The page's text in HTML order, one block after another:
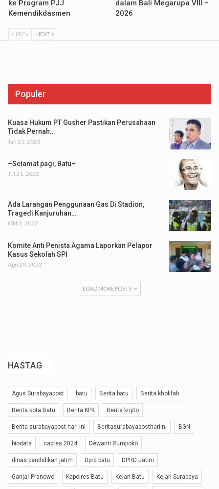
ke Program PJJ
Kemendikdasmen
dalam Bali Megarupa VIII –
2026
PREV NEXT
Populer
Kuasa Hukum PT Gusher Pastikan Perusahaan
Tidak Pernah…
Jan 21, 2023
–Selamat pagi, Batu–
Jul 21, 2022
Ada Larangan Penggunaan Gas Di Stadion,
Tragedi Kanjuruhan…
Okt 2, 2022
Komite Anti Penista Agama Laporkan Pelapor
Kasus Sekolah SPI
Agu 29, 2022
LOAD MORE POSTS
HASTAG
Agus Surabayapost batu Berita batu Berita khofifah
Berita kota Batu Berita KPK Berita kripto
Berita surabayapost hari ini Beritasurabayaposthariini BGN
biodata capres 2024 Dewanti Rumpoko
dinas pendidikan jatim Dprd batu DPRD Jatim
Ganjar Pranowo Kapolres Batu Kejari Batu Kejari Surabaya